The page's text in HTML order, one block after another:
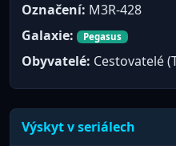
Označení: M3R-428
Galaxie:
Pegasus
Obyvatelé: Cestovatelé
Výskyt v seriálech